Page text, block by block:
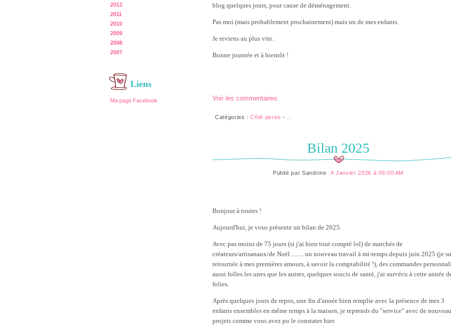
2012
2011
2010
2009
2008
2007
Liens
Ma page Facebook
blog quelques jours, pour cause de déménagement.
Pas moi (mais probablement prochainement) mais un de mes enfants.
Je reviens au plus vite.
Bonne journée et à bientôt !
Voir les commentaires
Catégories :Côté perso -
Bilan 2025
Publié parSandrine 4 Janvier 2026 à 06:00 AM
Bonjour à toutes !
Aujourd'hui, je vous présente un bilan de 2025.
Avec pas moins de 75 jours (si j'ai bien tout compté lol) de marchés de
créateurs/artisanaux/de Noël ........ un nouveau travail à mi-temps depuis juin 2025 (je
retournée à mes premières amours, à savoir la comptabilité !), des commandes
aussi folles les unes que les autres, quelques soucis de santé, j'ai survécu à cette année
folies.
Après quelques jours de repos, une fin d'année bien remplie avec la présence de mes 3
enfants ensembles en même temps à la maison, je reprends du "service" avec de
projets comme vous avez pu le constater hier.